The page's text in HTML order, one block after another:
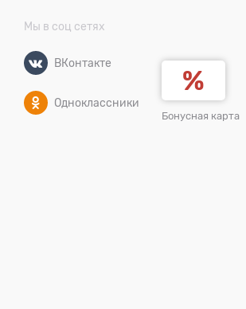
Мы в соц сетях
ВКонтакте
Одноклассники
Бонусная карта